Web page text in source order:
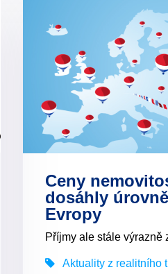
Ceny
dosáhly
Evropy
Příjmy ale stále výrazně
Aktuality z realitního